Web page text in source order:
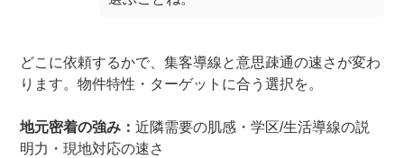
どこに依頼するかで、集客導線と意思疎通の速さが変わ
ります。物件特性・ターゲットに合う選択を。
地元密着の強み：近隣需要の肌感・学区/生活導線の説
明力・現地対応の速さ